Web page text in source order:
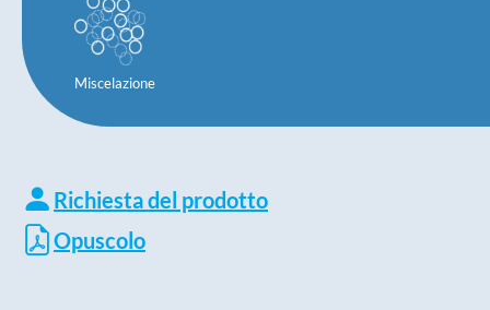
Miscelazione
Richiesta del prodotto
Opuscolo